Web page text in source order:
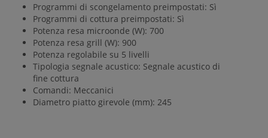
Programmi di scongelamento preimpostati: Sì
Programmi di cottura preimpostati: Sì
Potenza resa microonde (W): 700
Potenza resa grill (W): 900
Potenza regolabile su 5 livelli
Tipologia segnale acustico: Segnale acustico di
fine cottura
Comandi: Meccanici
Diametro piatto girevole (mm): 245